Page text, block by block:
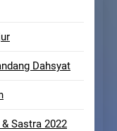
Dahsyat
Sastra 2022